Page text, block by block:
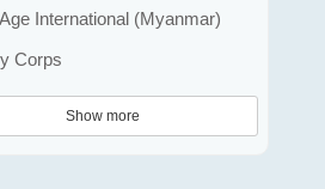
International (Myanmar)
Corps
Show more